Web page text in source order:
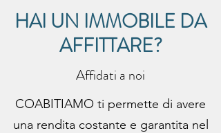
HAI UN IMMOBILE DA
AFFITTARE?
Affidati a noi
COABITIAMO ti permette di avere
una rendita costante e garantita nel